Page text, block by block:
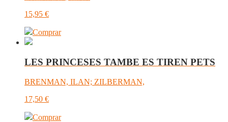
15,95 €
Comprar
LES PRINCESES TAMBE ES TIREN PETS
BRENMAN, ILAN; ZILBERMAN,
17,50 €
Comprar